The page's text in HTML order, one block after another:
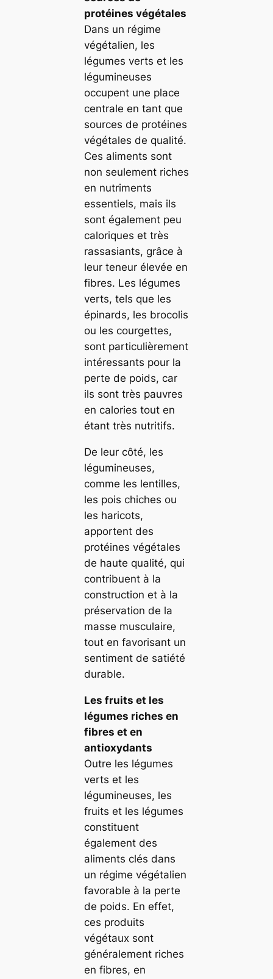
protéines végétales
Dans un régime
végétalien, les
légumes verts et les
légumineuses
occupent une place
centrale en tant que
sources de protéines
végétales de qualité.
Ces aliments sont
non seulement riches
en nutriments
essentiels, mais ils
sont également peu
caloriques et très
rassasiants, grâce à
leur teneur élevée en
fibres. Les légumes
verts, tels que les
épinards, les brocolis
ou les courgettes,
sont particulièrement
intéressants pour la
perte de poids, car
ils sont très pauvres
en calories tout en
étant très nutritifs.
De leur côté, les
légumineuses,
comme les lentilles,
les pois chiches ou
les haricots,
apportent des
protéines végétales
de haute qualité, qui
contribuent à la
construction et à la
préservation de la
masse musculaire,
tout en favorisant un
sentiment de satiété
durable.
Les fruits et les
légumes riches en
fibres et en
antioxydants
Outre les légumes
verts et les
légumineuses, les
fruits et les légumes
constituent
également des
aliments clés dans
un régime végétalien
favorable à la perte
de poids. En effet,
ces produits
végétaux sont
généralement riches
en fibres, en